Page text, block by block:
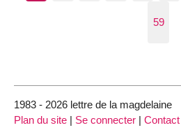
59
1983 - 2026 lettre de la magdelaine
Plan du site | Se connecter | Contact